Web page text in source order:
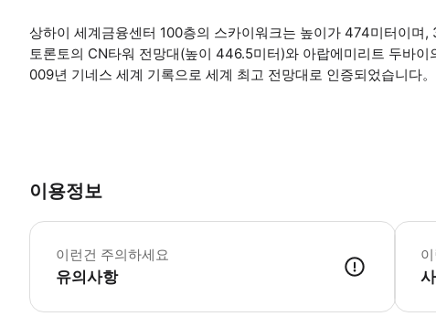
상하이 세계금융센터 100층의 스카이워크는 높이가 474미터이며
토론토의 CN타워 전망대(높이 446.5미터)와 아랍에미리트 두바
009년 기네스 세계 기록으로 세계 최고 전망대로 인증되었습니다。
이용정보
이런건 주의하세요
유의사항
성인권